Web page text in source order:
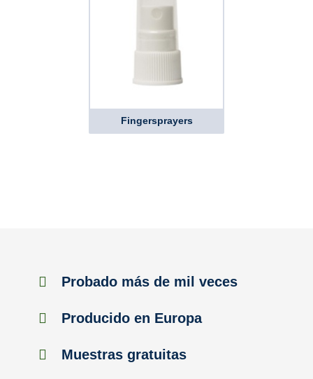
Fingersprayers
Probado más de mil veces
Producido en Europa
Muestras gratuitas